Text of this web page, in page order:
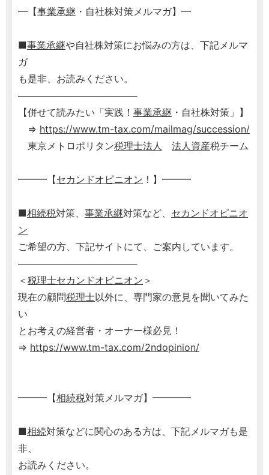
━【事業承継 ・自社株対策メルマガ】━
■事業承継や自社株対策にお悩みの方は、下記メルマ
ガ
も是非、お読みください。
──────────────────
【併せて読みたい「実践！ 事業承継 ・自社株対策」】
⇒ https://www.tm-tax.com/mailmag/succession/
東京メトロポリタン税理士法人 法人資産税チーム
━━━【セカンドオピニオン ！】━━━
■相続税対策、 事業承継対策など、 セカンドオピニオ
ン
ご希望の方、下記サイトにて、ご案内しています。
──────────────────
＜ 税理士セカンドオピニオン ＞
現在の顧問税理士以外に、専門家の意見を聞いてみた
い
とお考えの経営者・オーナー様必見！
⇒ https://www.tm-tax.com/2ndopinion/
━━━【相続税対策メルマガ】━━━━
■相続対策などに関心のある方は、下記メルマガも是
非、
お読みください。